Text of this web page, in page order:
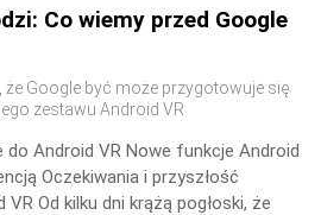
Co wiemy przed Google
że Google być może przygotowuje się
zestawu Android VR
Android VR Nowe funkcje Android
Oczekiwania i przyszłość
Od kilku dni krążą pogłoski, że